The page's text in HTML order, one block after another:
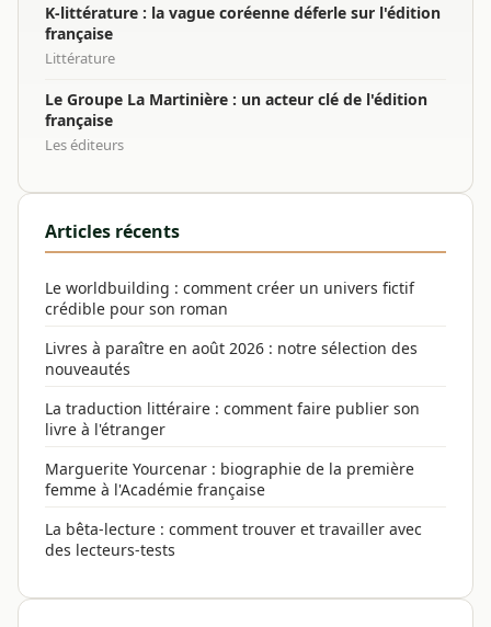
K-littérature : la vague coréenne déferle sur l'édition
française
Littérature
Le Groupe La Martinière : un acteur clé de l'édition
française
Les éditeurs
Articles récents
Le worldbuilding : comment créer un univers fictif
crédible pour son roman
Livres à paraître en août 2026 : notre sélection des
nouveautés
La traduction littéraire : comment faire publier son
livre à l'étranger
Marguerite Yourcenar : biographie de la première
femme à l'Académie française
La bêta-lecture : comment trouver et travailler avec
des lecteurs-tests